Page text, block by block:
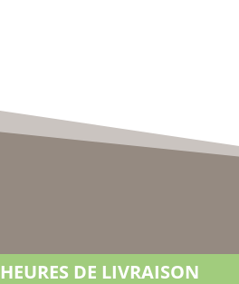
HEURES DE LIVRAISON